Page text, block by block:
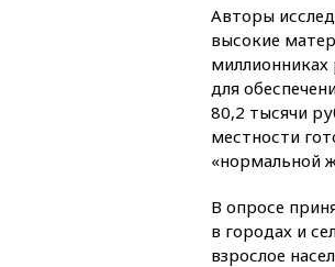
Авторы
высокие
для
80,2 тысячи
местности
«нормальной
В опросе
в городах и
взрослое